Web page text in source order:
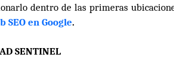
dentro de las primeras
en Google.
SENTINEL